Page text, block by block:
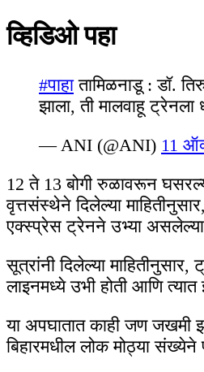
व्हिडिओ पहा
#पाहातामिळनाडू : डॉ.
झाला, ती मालवाहू
— ANI (@ANI) 11
12 ते 13 बोगी रुळावरून
वृत्तसंस्थेने दिलेल्या
एक्स्प्रेस ट्रेनने उभ्या
सूत्रांनी दिलेल्या
लाइनमध्ये उभी होती आणि
या अपघातात काही जण
बिहारमधील लोक मोठ्या